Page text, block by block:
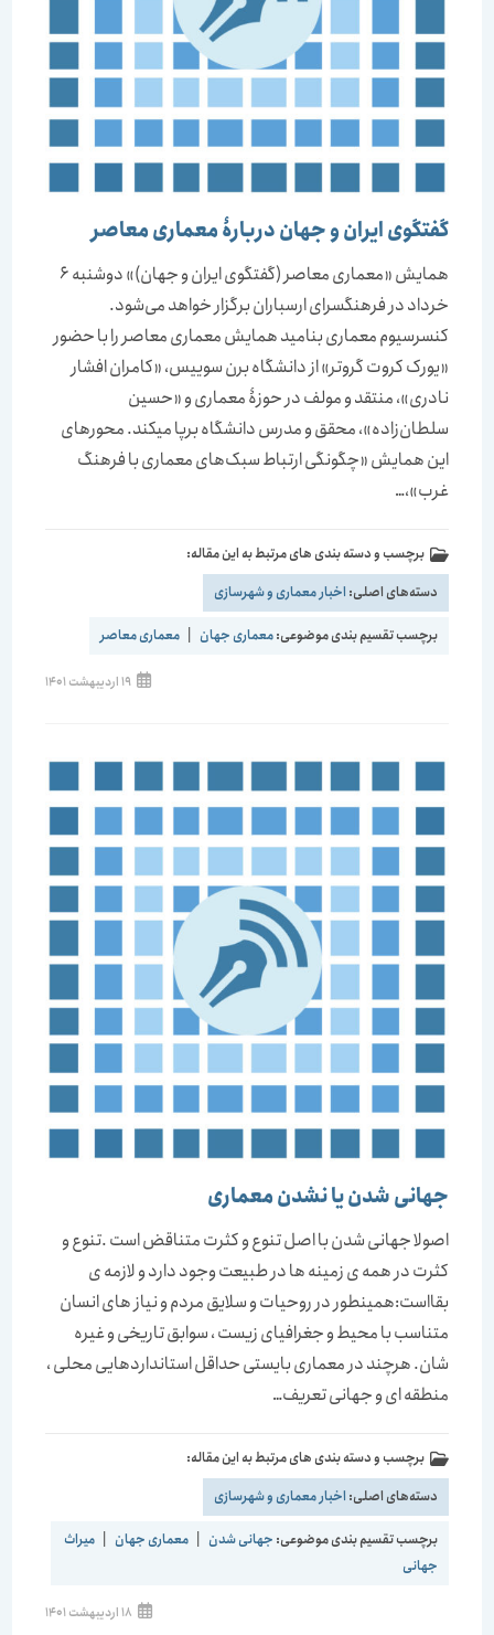
گفتگوی ایران و جهان دربارۀ معماری معاصر
همایش «معماری معاصر (گفتگوی ایران و جهان)» دوشنبه 6
خرداد در فرهنگسرای ارسباران برگزار خواهد می‌شود.
کنسرسیوم معماری بنامید همایش معماری معاصر را با حضور
«یورک کروت گروتر» از دانشگاه برن سوییس، «کامران افشار
نادری»، منتقد و مولف در حوزۀ معماری و «حسین
سلطان‌زاده»، محقق و مدرس دانشگاه برپا می‎کند. محورهای
این همایش «چگونگی ارتباط سبک‌های معماری با فرهنگ
غرب»،…
برچسب و دسته بندی های مرتبط به این مقاله:
دسته‌های اصلی:اخبار معماری و شهرسازی
برچسب تقسیم بندی موضوعی:معماری جهان | معماری معاصر
نوشته
منتشر
19 اردیبهشت 1401
جهانی شدن یا نشدن معماری
اصولا جهانی شدن با اصل تنوع و کثرت متناقض است .تنوع و
کثرت در همه ی زمینه ها در طبیعت وجود دارد و لازمه ی
بقااست:همینطور در روحیات و سلایق مردم و نیاز های انسان
متناسب با محیط و جغرافیای زیست ، سوابق تاریخی و غیره
شان. هرچند در معماری بایستی حداقل استانداردهایی محلی ،
منطقه ای و جهانی تعریف…
برچسب و دسته بندی های مرتبط به این مقاله:
دسته‌های اصلی:اخبار معماری و شهرسازی
برچسب تقسیم بندی موضوعی:جهانی شدن | معماری جهان |
میراث
جهانی
نوشته
منتشر
18 اردیبهشت 1401